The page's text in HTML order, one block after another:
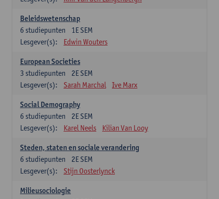
Beleidswetenschap
1E SEM
6 studiepunten
Lesgever(s):
Edwin Wouters
European Societies
2E SEM
3 studiepunten
Lesgever(s):
Sarah Marchal Ive Marx
Social Demography
2E SEM
6 studiepunten
Lesgever(s):
Karel Neels Kilian Van Looy
Steden, staten en sociale verandering
2E SEM
6 studiepunten
Lesgever(s):
Stijn Oosterlynck
Milieusociologie